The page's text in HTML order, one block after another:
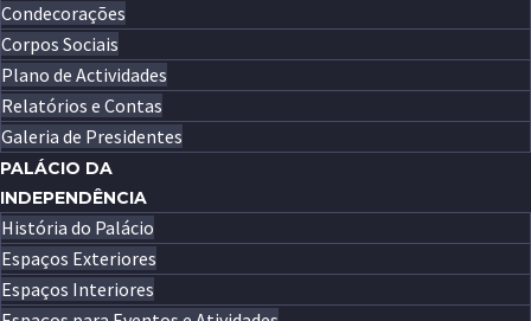
Condecorações
Corpos Sociais
Plano de Actividades
Relatórios e Contas
Galeria de Presidentes
PALÁCIO DA
INDEPENDÊNCIA
História do Palácio
Espaços Exteriores
Espaços Interiores